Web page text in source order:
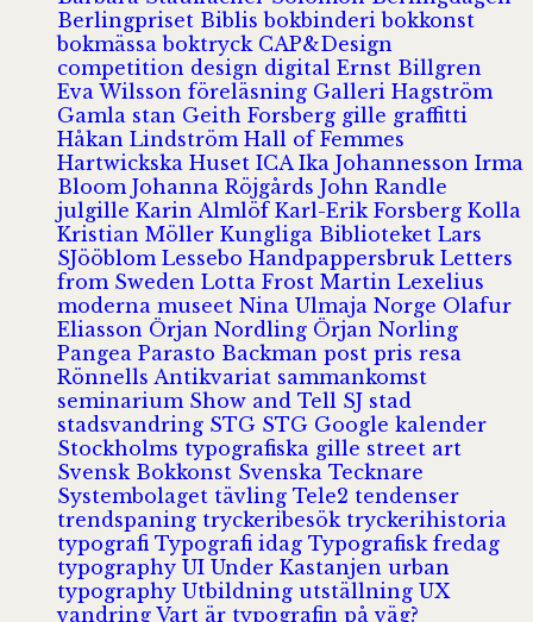
Berlingpriset Biblisbokbinderibokkonst
bokmässaboktryck CAP&Design
competition design digital Ernst Billgren
Eva Wilsson föreläsning Galleri Hagström
Gamla stan Geith Forsberg gille graffitti
Håkan Lindström Hall of Femmes
Hartwickska Huset ICA Ika Johannesson Irma
Bloom Johanna Röjgårds John Randle
julgille Karin Almlöf Karl-Erik Forsberg Kolla
Kristian Möller Kungliga Biblioteket Lars
SJööblom Lessebo Handpappersbruk Letters
from Sweden Lotta Frost Martin Lexelius
moderna museet Nina Ulmaja Norge Olafur
Eliasson Örjan Nordling Örjan Norling
Pangea Parasto Backman post pris resa
Rönnells Antikvariat sammankomst
seminarium Show and Tell SJ stad
stadsvandring STG STG Google kalender
Stockholms typografiska gille street art
Svensk Bokkonst Svenska Tecknare
Systembolaget tävling Tele2 tendenser
trendspaning tryckeribesök tryckerihistoria
typografi Typografi idag Typografisk fredag
typography UI Under Kastanjen urban
typography Utbildning utställning UX
vandring Vart är typografin på väg?